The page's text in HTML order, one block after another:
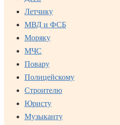
Летчику
МВД и ФСБ
Моряку
МЧС
Повару
Полицейскому
Строителю
Юристу
Музыканту